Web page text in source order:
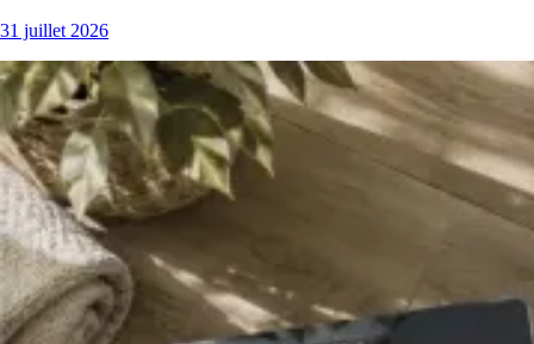
31 juillet 2026